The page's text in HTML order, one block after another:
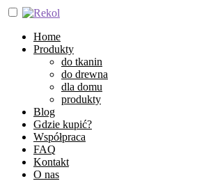
Home
Produkty
do tkanin
do drewna
dla domu
produkty
Blog
Gdzie kupić?
Współpraca
FAQ
Kontakt
O nas